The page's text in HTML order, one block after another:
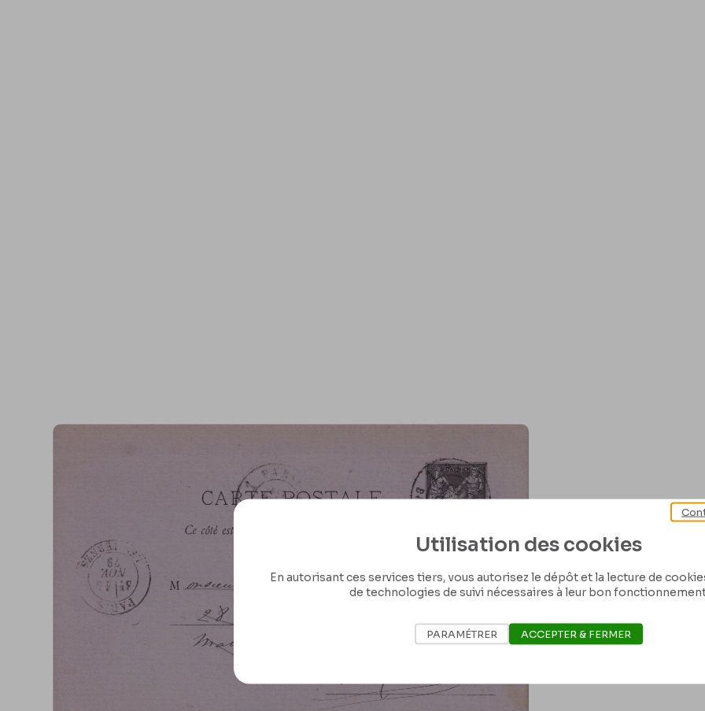
Utilisation des cookies
En autorisant ces services tiers, vous autorisez le dépôt et la lecture de
de technologies de suivi nécessaires à leur bon
PARAMÉTRER ACCEPTER & FERMER